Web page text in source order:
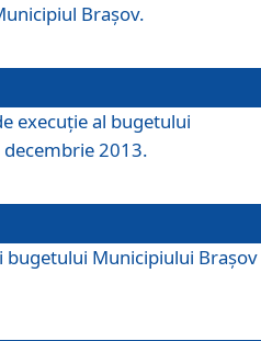
Braşov.
execuţie al bugetului
2013.
Municipiului Braşov